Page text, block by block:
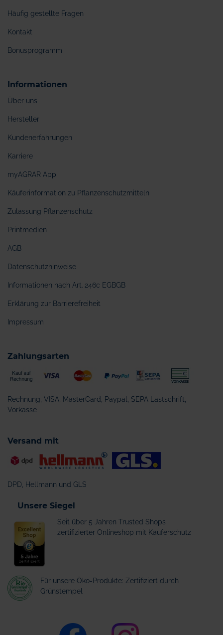
Häufig gestellte Fragen
Kontakt
Bonusprogramm
Informationen
Über uns
Hersteller
Kundenerfahrungen
Karriere
myAGRAR App
Käuferinformation zu Pflanzenschutzmitteln
Zulassung Pflanzenschutz
Printmedien
AGB
Datenschutzhinweise
Informationen nach Art. 246c EGBGB
Erklärung zur Barrierefreiheit
Impressum
Zahlungsarten
Rechnung, VISA, MasterCard, Paypal, SEPA Lastschrift,
Vorkasse
Versand mit
DPD, Hellmann und GLS
Unsere Siegel
Seit über 5 Jahren Trusted Shops
zertifizierter Onlineshop mit Käuferschutz
Für unsere Öko-Produkte: Zertifiziert durch
Grünstempel